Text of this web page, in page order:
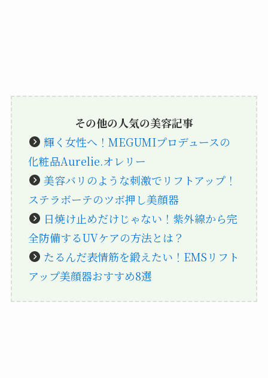
その他の人気の美容記事
輝く女性へ！MEGUMIプロデュースの
化粧品Aurelie.オレリー
美容バリのような刺激でリフトアップ！
ステラボーテのツボ押し美顔器
日焼け止めだけじゃない！紫外線から完
全防備するUVケアの方法とは？
たるんだ表情筋を鍛えたい！EMSリフト
アップ美顔器おすすめ8選